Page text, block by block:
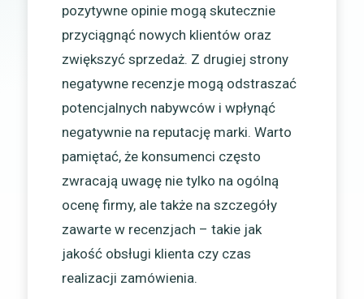
pozytywne opinie mogą skutecznie
przyciągnąć nowych klientów oraz
zwiększyć sprzedaż. Z drugiej strony
negatywne recenzje mogą odstraszać
potencjalnych nabywców i wpłynąć
negatywnie na reputację marki. Warto
pamiętać, że konsumenci często
zwracają uwagę nie tylko na ogólną
ocenę firmy, ale także na szczegóły
zawarte w recenzjach – takie jak
jakość obsługi klienta czy czas
realizacji zamówienia.